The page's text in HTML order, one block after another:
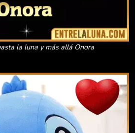
la luna y más allá Onora